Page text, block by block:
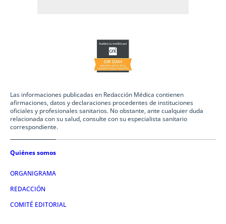
Las informaciones publicadas en Redacción Médica contienen
afirmaciones, datos y declaraciones procedentes de instituciones
oficiales y profesionales sanitarios. No obstante, ante cualquier duda
relacionada con su salud, consulte con su especialista sanitario
correspondiente.
Quiénes somos
ORGANIGRAMA
REDACCIÓN
COMITÉ EDITORIAL